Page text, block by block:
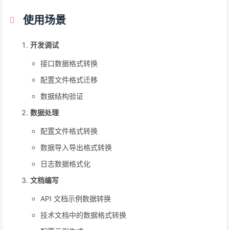
使用场景
开发调试
接口数据格式转换
配置文件格式迁移
数据结构验证
数据处理
配置文件格式转换
数据导入导出格式转换
日志数据格式化
文档编写
API 文档示例数据转换
技术文档中的数据格式转换